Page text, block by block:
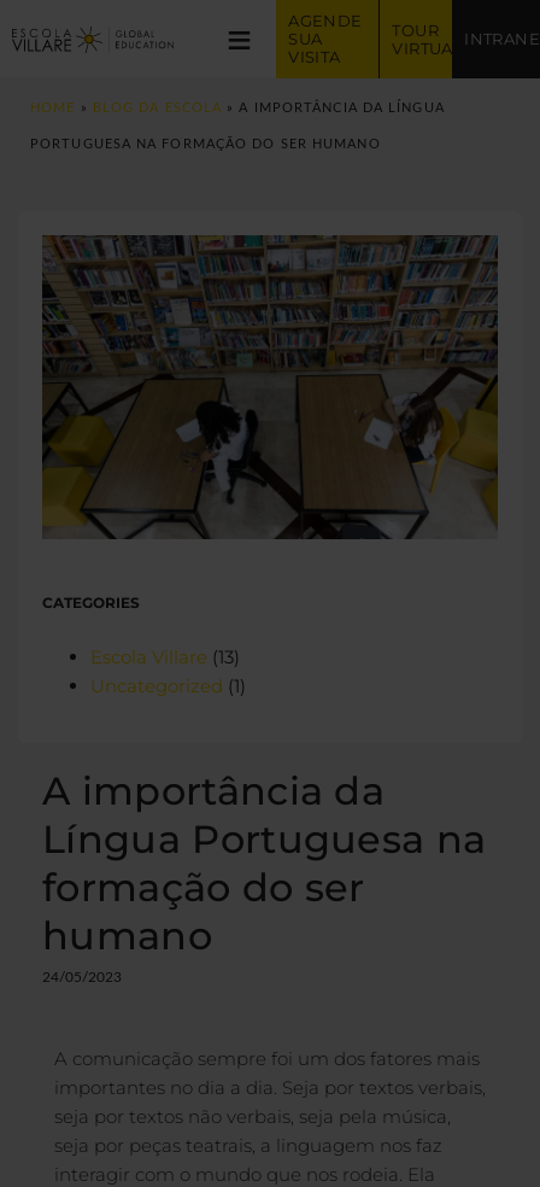
≡
AGENDE
SUA
VISITA
TOUR
VIRTUAL
HOME » BLOG DA ESCOLA » A IMPORTÂNCIA DA LÍNGUA
PORTUGUESA NA FORMAÇÃO DO SER HUMANO
CATEGORIES
Escola Villare (13)
Uncategorized (1)
A importância da
Língua Portuguesa na
formação do ser
humano
24/05/2023
A comunicação sempre foi um dos fatores mais
importantes no dia a dia. Seja por textos verbais,
seja por textos não verbais, seja pela música,
seja por peças teatrais, a linguagem nos faz
interagir com o mundo que nos rodeia. Ela